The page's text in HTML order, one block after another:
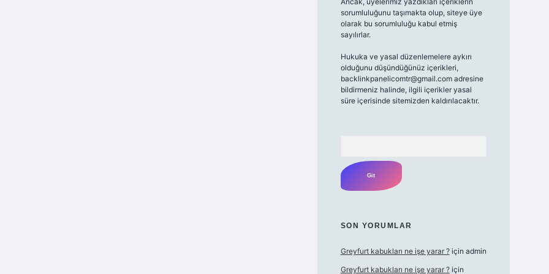
sorumluluğunu taşımakta olup, siteye üye
olarak bu sorumluluğu kabul etmiş
sayılırlar.
Hukuka ve yasal düzenlemelere aykırı
olduğunu düşündüğünüz içerikleri,
backlinkpanelicomtr@gmail.comadresine
bildirmeniz halinde, ilgili içerikler yasal
süre içerisinde sitemizden kaldırılacaktır.
SON YORUMLAR
Greyfurt kabukları ne işe yarar ?için admin
Greyfurt kabukları ne işe yarar ?için